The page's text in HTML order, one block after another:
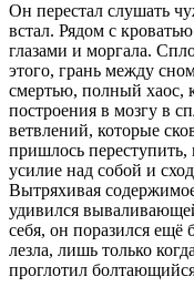
Он перестал слушать
встал. Рядом с
глазами и моргала.
этого, грань между
смертью, полный хаос,
построения в мозгу в
ветвлений, которые
пришлось
усилие над собой и
Вытряхивая
удивился
себя, он поразился ещё
лезла, лишь только
проглотил